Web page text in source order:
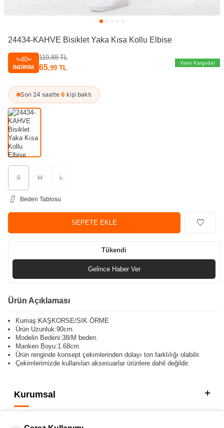
24434-KAHVE Bisiklet Yaka Kısa Kollu Elbise
%40
İNDIRIM
110,88TL
65,99 TL
Yarın Kargoda!
Son 24 saatte 6 kişi baktı
S M L
Beden Tablosu
SEPETE EKLE
Tükendi
Gelince Haber Ver
Ürün Açıklaması
Kumaş:KAŞKORSE/SIK ÖRME
Ürün Uzunluk:90cm.
Modelin Bedeni:38/M beden.
Manken Boyu:1.68cm.
Ürün renginde konsept çekimlerinden dolayı ton farklılığı olabilir.
Çekimlerimizde kullanılan aksesuarlar ürünlere dahil değildir.
Kurumsal